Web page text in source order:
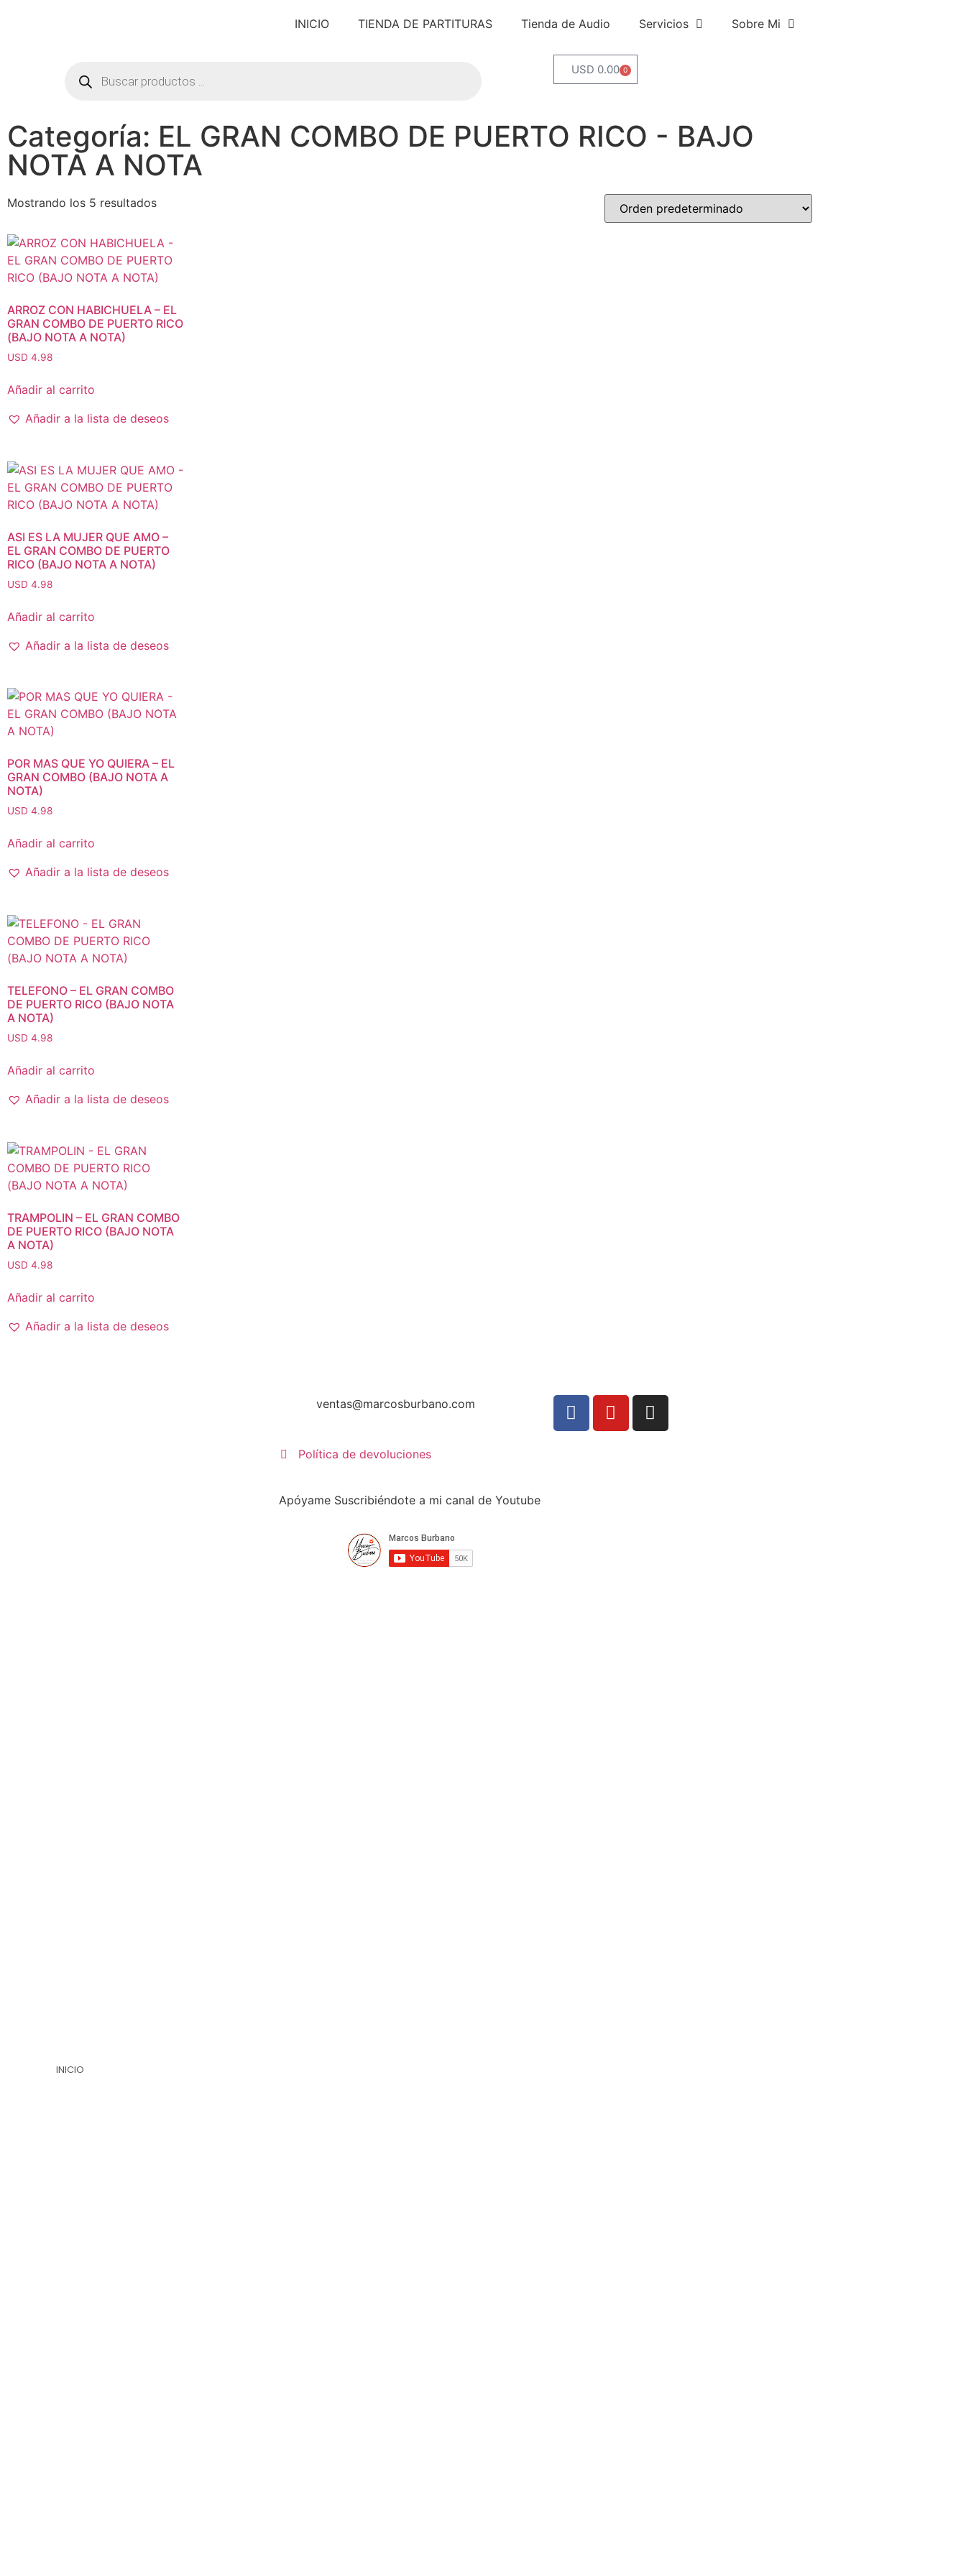
INICIO TIENDA DE PARTITURAS Tienda de Audio Servicios Sobre Mi
USD 0.00 0
Categoría: EL GRAN COMBO DE PUERTO RICO - BAJO
NOTA A NOTA
Mostrando los 5 resultados
ARROZ CON HABICHUELA – EL
GRAN COMBO DE PUERTO RICO
(BAJO NOTA A NOTA)
USD 4.98
Añadir al carrito
Añadir a la lista de deseos
ASI ES LA MUJER QUE AMO –
EL GRAN COMBO DE PUERTO
RICO (BAJO NOTA A NOTA)
USD 4.98
Añadir al carrito
Añadir a la lista de deseos
POR MAS QUE YO QUIERA – EL
GRAN COMBO (BAJO NOTA A
NOTA)
USD 4.98
Añadir al carrito
Añadir a la lista de deseos
TELEFONO – EL GRAN COMBO
DE PUERTO RICO (BAJO NOTA
A NOTA)
USD 4.98
Añadir al carrito
Añadir a la lista de deseos
TRAMPOLIN – EL GRAN COMBO
DE PUERTO RICO (BAJO NOTA
A NOTA)
USD 4.98
Añadir al carrito
Añadir a la lista de deseos
ventas@marcosburbano.com
Política de devoluciones
Apóyame Suscribiéndote a mi canal de Youtube
INICIO